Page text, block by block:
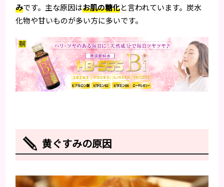
みです。主な原因はお肌の糖化と言われています。炭水
化物や甘いものが多い方に多いです。
黄ぐすみの原因